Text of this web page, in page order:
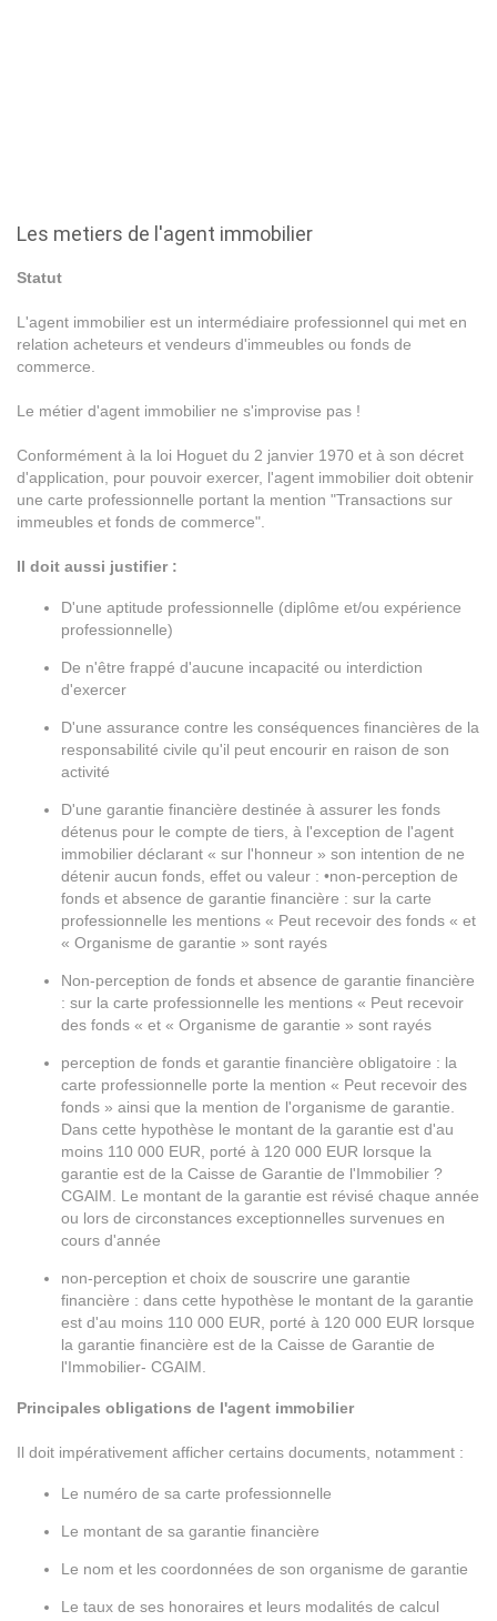
Les metiers de l'agent immobilier
Statut
L'agent immobilier est un intermédiaire professionnel qui met en
relation acheteurs et vendeurs d'immeubles ou fonds de
commerce.
Le métier d'agent immobilier ne s'improvise pas !
Conformément à la loi Hoguet du 2 janvier 1970 et à son décret
d'application, pour pouvoir exercer, l'agent immobilier doit obtenir
une carte professionnelle portant la mention "Transactions sur
immeubles et fonds de commerce".
Il doit aussi justifier :
D'une aptitude professionnelle (diplôme et/ou expérience
professionnelle)
De n'être frappé d'aucune incapacité ou interdiction
d'exercer
D'une assurance contre les conséquences financières de la
responsabilité civile qu'il peut encourir en raison de son
activité
D'une garantie financière destinée à assurer les fonds
détenus pour le compte de tiers, à l'exception de l'agent
immobilier déclarant « sur l'honneur » son intention de ne
détenir aucun fonds, effet ou valeur : •non-perception de
fonds et absence de garantie financière : sur la carte
professionnelle les mentions « Peut recevoir des fonds « et
« Organisme de garantie » sont rayés
Non-perception de fonds et absence de garantie financière
: sur la carte professionnelle les mentions « Peut recevoir
des fonds « et « Organisme de garantie » sont rayés
perception de fonds et garantie financière obligatoire : la
carte professionnelle porte la mention « Peut recevoir des
fonds » ainsi que la mention de l'organisme de garantie.
Dans cette hypothèse le montant de la garantie est d'au
moins 110 000 EUR, porté à 120 000 EUR lorsque la
garantie est de la Caisse de Garantie de l'Immobilier ?
CGAIM. Le montant de la garantie est révisé chaque année
ou lors de circonstances exceptionnelles survenues en
cours d'année
non-perception et choix de souscrire une garantie
financière : dans cette hypothèse le montant de la garantie
est d'au moins 110 000 EUR, porté à 120 000 EUR lorsque
la garantie financière est de la Caisse de Garantie de
l'Immobilier- CGAIM.
Principales obligations de l'agent immobilier
Il doit impérativement afficher certains documents, notamment :
Le numéro de sa carte professionnelle
Le montant de sa garantie financière
Le nom et les coordonnées de son organisme de garantie
Le taux de ses honoraires et leurs modalités de calcul